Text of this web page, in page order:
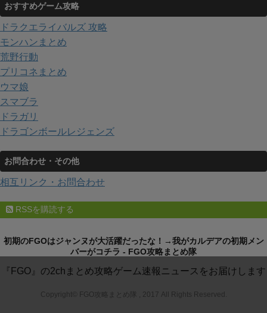
おすすめゲーム攻略
ドラクエライバルズ 攻略
モンハンまとめ
荒野行動
プリコネまとめ
ウマ娘
スマブラ
ドラガリ
ドラゴンボールレジェンズ
お問合わせ・その他
相互リンク・お問合わせ
RSSを購読する
初期のFGOはジャンヌが大活躍だったな！→我がカルデアの初期メン
バーがコチラ - FGO攻略まとめ隊
『FGO』の2chまとめ攻略ゲーム速報ニュースをお届けします
Copyright© FGO攻略まとめ隊 , 2017 All Rights Reserved.